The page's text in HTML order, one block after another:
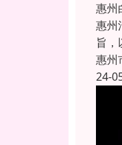
惠州
惠州
旨
惠州
24-